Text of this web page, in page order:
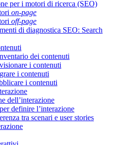
per i motori di ricerca (SEO)
on-page
off-page
di diagnostica SEO: Search
dei contenuti
i contenuti
i contenuti
i contenuti
dell’interazione
definire l’interazione
tra scenari e user stories